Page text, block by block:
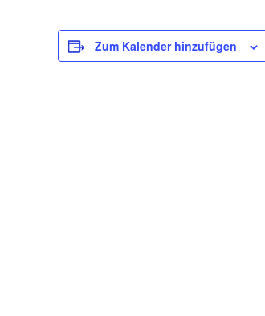
Zum Kalender hinzufügen